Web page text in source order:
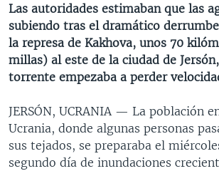
EL MUNDO AL DÍA [RADIO]
FORO [RADIO]
DEPORTIVO INTERNACIONAL
ENTRETENIMIENTO
SÍGANOS
Idiomas
Las autoridades estimaban que las
subiendo tras el dramático
la represa de Kakhova, unos 70
millas) al este de la ciudad de
torrente empezaba a perder
JERSÓN, UCRANIA — La población
Ucrania, donde algunas personas
sus tejados, se preparaba el
segundo día de inundaciones